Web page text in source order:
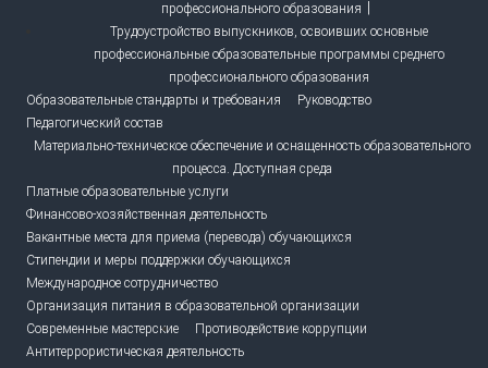
профессионального образования
Трудоустройство выпускников, освоивших основные
профессиональные образовательные программы среднего
профессионального образования
Образовательные стандарты и требования
Руководство
Педагогический состав
Материально-техническое обеспечение и оснащенность образовательного
процесса. Доступная среда
Платные образовательные услуги
Финансово-хозяйственная деятельность
Вакантные места для приема (перевода) обучающихся
Стипендии и меры поддержки обучающихся
Международное сотрудничество
Организация питания в образовательной организации
Современные мастерские
Противодействие коррупции
Антитеррористическая деятельность